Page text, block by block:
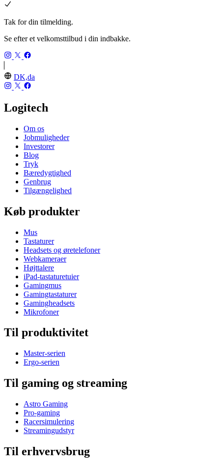
Tak for din tilmelding.
Se efter et velkomsttilbud i din indbakke.
DK,da
Logitech
Om os
Jobmuligheder
Investorer
Blog
Tryk
Bæredygtighed
Genbrug
Tilgængelighed
Køb produkter
Mus
Tastaturer
Headsets og øretelefoner
Webkameraer
Højttalere
iPad-tastaturetuier
Gamingmus
Gamingtastaturer
Gamingheadsets
Mikrofoner
Til produktivitet
Master-serien
Ergo-serien
Til gaming og streaming
Astro Gaming
Pro-gaming
Racersimulering
Streamingudstyr
Til erhvervsbrug